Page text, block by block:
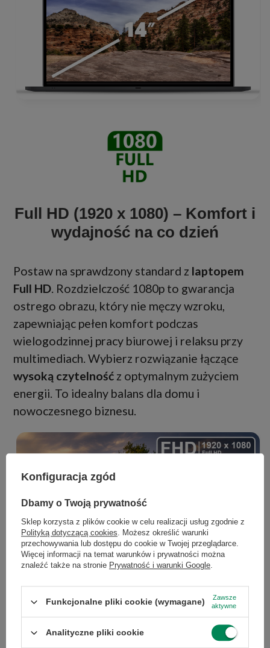
Full HD (1920 x 1080) – Komfort i
wydajność na co dzień
Postaw na sprawdzony standard z laptopem
Full HD . Rozdzielczość 1080p to gwarancja
ostrego obrazu, który nie męczy wzroku,
zapewniając pełen komfort podczas
wielogodzinnej pracy biurowej i relaksu przy
multimediach. Wybierz rozwiązanie łączące
wysoką czytelność z optymalnym zużyciem
energii. To idealny balans dla domu i
nowoczesnego biznesu.
Dołącz do newslettera Green
Computers
Zgarnij jako pierwszy informacje o zniżkach i
rabatach w naszym sklepie!
...lub zadzwoń od razu, aby odebrać
przy zamówieniu telefonicznym
50 zł rabatu!
Rabat 50 zł przy zamówieniach powyżej 300 zł. Oferta
Konfiguracja zgód
Dbamy o Twoją prywatność
Sklep korzysta z plików cookie w celu realizacji usług zgodnie z
Polityką dotyczącą cookies. Możesz określić warunki
przechowywania lub dostępu do cookie w Twojej przeglądarce.
Więcej informacji na temat warunków i prywatności można
znaleźć także na stronie Prywatność i warunki Google.
Funkcjonalne pliki cookie (wymagane)
Zawsze
aktywne
Analityczne pliki cookie